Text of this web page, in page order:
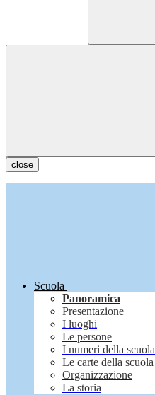
close
Scuola
Panoramica
Presentazione
I luoghi
Le persone
I numeri della scuola
Le carte della scuola
Organizzazione
La storia